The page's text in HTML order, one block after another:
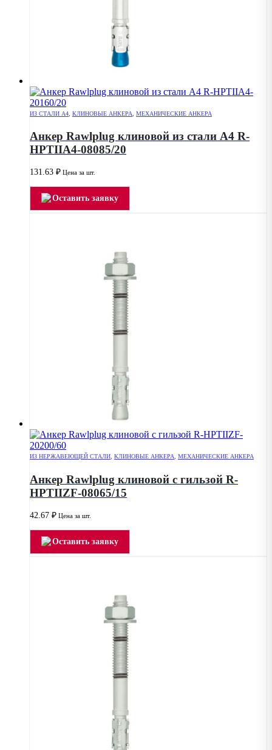
ИЗ СТАЛИ А4 КЛИНОВЫЕ АНКЕРА МЕХАНИЧЕСКИЕ АНКЕРА
Анкер Rawlplug клиновой из стали А4 R-
HPTIIA4-08085/20
131.63 ₽ Цена за шт.
Оставить заявку
ИЗ НЕРЖАВЕЮЩЕЙ СТАЛИ, КЛИНОВЫЕ АНКЕРА, МЕХАНИЧЕСКИЕ АНКЕРА
Анкер Rawlplug клиновой с гильзой R-
HPTIIZF-08065/15
42.67 ₽ Цена за шт.
Оставить заявку